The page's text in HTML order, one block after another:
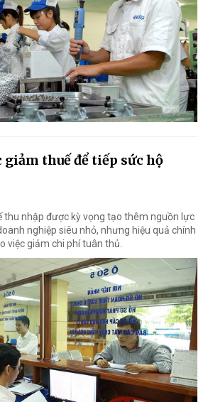
thuế để tiếp sức hộ
thu nhập được kỳ vọng tạo thêm nguồn lực
nghiệp siêu nhỏ, nhưng hiệu quả chính
việc giảm chi phí tuân thủ.